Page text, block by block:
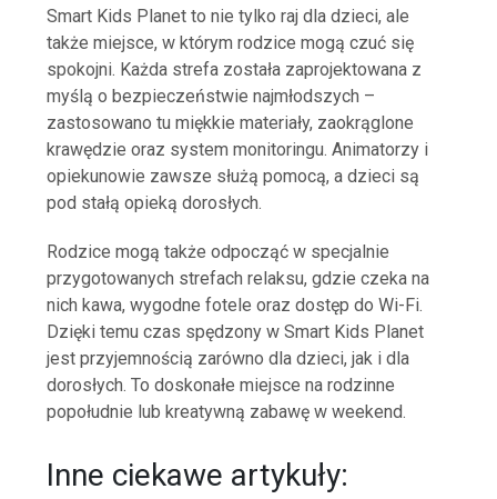
Smart Kids Planet to nie tylko raj dla dzieci, ale
także miejsce, w którym rodzice mogą czuć się
spokojni. Każda strefa została zaprojektowana z
myślą o bezpieczeństwie najmłodszych –
zastosowano tu miękkie materiały, zaokrąglone
krawędzie oraz system monitoringu. Animatorzy i
opiekunowie zawsze służą pomocą, a dzieci są
pod stałą opieką dorosłych.
Rodzice mogą także odpocząć w specjalnie
przygotowanych strefach relaksu, gdzie czeka na
nich kawa, wygodne fotele oraz dostęp do Wi-Fi.
Dzięki temu czas spędzony w Smart Kids Planet
jest przyjemnością zarówno dla dzieci, jak i dla
dorosłych. To doskonałe miejsce na rodzinne
popołudnie lub kreatywną zabawę w weekend.
Inne ciekawe artykuły: